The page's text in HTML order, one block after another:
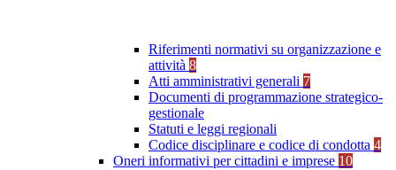
Riferimenti normativi su organizzazione e
attività 8
Atti amministrativi generali 7
Documenti di programmazione strategico-
gestionale
Statuti e leggi regionali
Codice disciplinare e codice di condotta 4
Oneri informativi per cittadini e imprese 10